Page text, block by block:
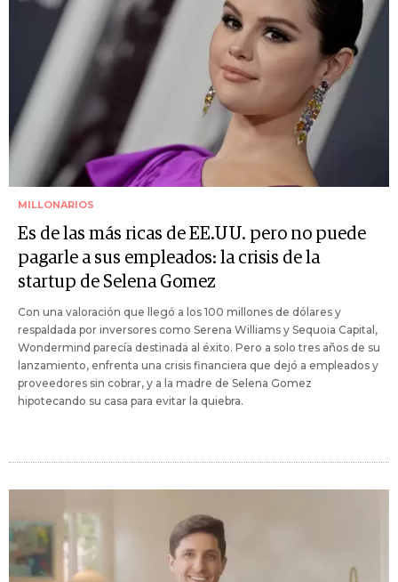
MILLONARIOS
Es de las más ricas de EE.UU. pero no puede
pagarle a sus empleados: la crisis de la
startup de Selena Gomez
Con una valoración que llegó a los 100 millones de dólares y
respaldada por inversores como Serena Williams y Sequoia Capital,
Wondermind parecía destinada al éxito. Pero a solo tres años de su
lanzamiento, enfrenta una crisis financiera que dejó a empleados y
proveedores sin cobrar, y a la madre de Selena Gomez
hipotecando su casa para evitar la quiebra.